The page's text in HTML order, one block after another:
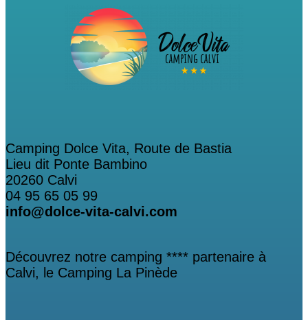
Camping Dolce Vita, Route de Bastia
Lieu dit Ponte Bambino
20260 Calvi
04 95 65 05 99
info@dolce-vita-calvi.com
Découvrez notre camping **** partenaire à
Calvi, le Camping La Pinède